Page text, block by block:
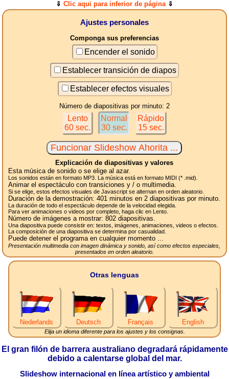
⇓ Clic aqui para inferior de página⇓
Ajustes personales
Componga sus preferencias
Encender el sonido
Establecer transición de diapos
Establecer efectos visuales
Número de diapositivas por minuto: 2
Lento
60 sec.
Normal
30 sec.
Rápido
15 sec.
Explicación de diapositivas y valores
Esta música de sonido o se elige al azar.
Los sonidos están en formato MP3. La música está en formato MIDI (* .mid).
Animar el espectáculo con transiciones y / o multimedia.
Si se elige, estos efectos visuales de Javascript se alternan en orden aleatorio.
Duración de la demostración:401 minutos en 2diapositivas por minuto.
La duración de todo el espectáculo depende de la velocidad elegida.
Para ver animaciones o videos por completo, haga clic en Lento.
Número de imágenes a mostrar:802 diapositivas.
Una diapositiva puede consistir en: textos, imágenes, animaciones, videos o efectos.
La composición de una diapositiva se determina por casualidad.
Puede detener el programa en cualquier momento ...
Presentación multimedia con imagen dinámica y sonido, así como efectos especiales,
presentados en orden aleatorio.
Otras lenguas
Nederlands Deutsch Français English
Elija un idioma diferente para los ajustes y los consignas.
El gran filón de barrera australiano degradará rápidamente
debido a calentarse global del mar.
Slideshow internacional en línea artístico y ambiental